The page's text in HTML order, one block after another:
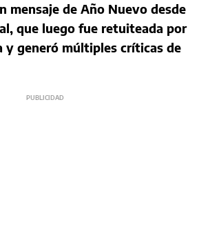
mensaje de Año Nuevo desde
que luego fue retuiteada por
y generó múltiples críticas de